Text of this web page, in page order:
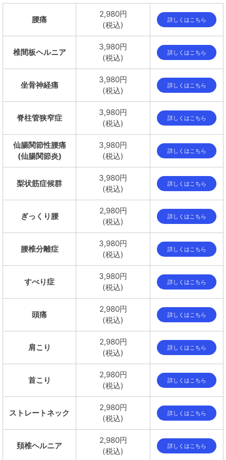
腰痛
2,980円
(税込)
詳しくはこちら
椎間板ヘルニア
3,980円
(税込)
詳しくはこちら
坐骨神経痛
3,980円
(税込)
詳しくはこちら
脊柱管狭窄症
3,980円
(税込)
詳しくはこちら
仙腸関節性腰痛
(仙腸関節炎)
3,980円
(税込)
詳しくはこちら
梨状筋症候群
3,980円
(税込)
詳しくはこちら
ぎっくり腰
2,980円
(税込)
詳しくはこちら
腰椎分離症
3,980円
(税込)
詳しくはこちら
すべり症
3,980円
(税込)
詳しくはこちら
頭痛
2,980円
(税込)
詳しくはこちら
肩こり
2,980円
(税込)
詳しくはこちら
首こり
2,980円
(税込)
詳しくはこちら
ストレートネック
2,980円
(税込)
詳しくはこちら
頚椎ヘルニア
2,980円
(税込)
詳しくはこちら